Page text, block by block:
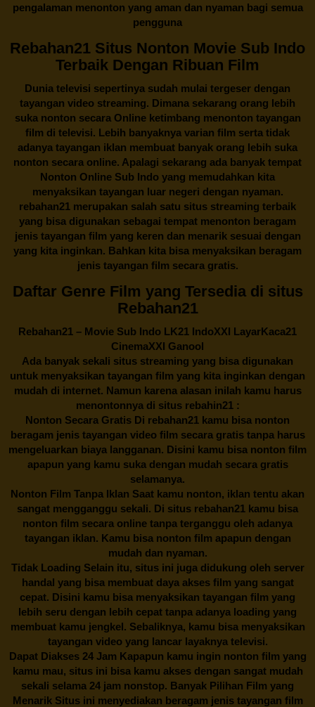
pengalaman menonton yang aman dan nyaman bagi semua
pengguna
Rebahan21 Situs Nonton Movie Sub Indo
Terbaik Dengan Ribuan Film
Dunia televisi sepertinya sudah mulai tergeser dengan
tayangan video streaming. Dimana sekarang orang lebih
suka nonton secara Online ketimbang menonton tayangan
film di televisi. Lebih banyaknya varian film serta tidak
adanya tayangan iklan membuat banyak orang lebih suka
nonton secara online. Apalagi sekarang ada banyak tempat
Nonton Online Sub Indo yang memudahkan kita
menyaksikan tayangan luar negeri dengan nyaman.
rebahan21 merupakan salah satu situs streaming terbaik
yang bisa digunakan sebagai tempat menonton beragam
jenis tayangan film yang keren dan menarik sesuai dengan
yang kita inginkan. Bahkan kita bisa menyaksikan beragam
jenis tayangan film secara gratis.
Daftar Genre Film yang Tersedia di situs
Rebahan21
Rebahan21 – Movie Sub Indo LK21 IndoXXI LayarKaca21
CinemaXXI Ganool
Ada banyak sekali situs streaming yang bisa digunakan
untuk menyaksikan tayangan film yang kita inginkan dengan
mudah di internet. Namun karena alasan inilah kamu harus
menontonnya di situs rebahin21 :
Nonton Secara Gratis Di rebahan21 kamu bisa nonton
beragam jenis tayangan video film secara gratis tanpa harus
mengeluarkan biaya langganan. Disini kamu bisa nonton film
apapun yang kamu suka dengan mudah secara gratis
selamanya.
Nonton Film Tanpa Iklan Saat kamu nonton, iklan tentu akan
sangat mengganggu sekali. Di situs rebahan21 kamu bisa
nonton film secara online tanpa terganggu oleh adanya
tayangan iklan. Kamu bisa nonton film apapun dengan
mudah dan nyaman.
Tidak Loading Selain itu, situs ini juga didukung oleh server
handal yang bisa membuat daya akses film yang sangat
cepat. Disini kamu bisa menyaksikan tayangan film yang
lebih seru dengan lebih cepat tanpa adanya loading yang
membuat kamu jengkel. Sebaliknya, kamu bisa menyaksikan
tayangan video yang lancar layaknya televisi.
Dapat Diakses 24 Jam Kapapun kamu ingin nonton film yang
kamu mau, situs ini bisa kamu akses dengan sangat mudah
sekali selama 24 jam nonstop. Banyak Pilihan Film yang
Menarik Situs ini menyediakan beragam jenis tayangan film